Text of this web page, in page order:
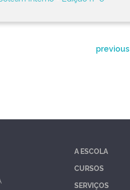
previous
A ESCOLA
CURSOS
SERVIÇOS